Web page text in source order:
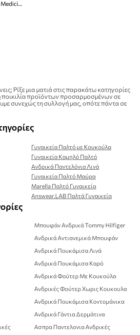
Ρίξε μια ματιά στις παρακάτω κατηγορίες
ποικιλία προϊόντων προσαρμοσμένων σε
συνεχώς τη συλλογή μας, οπότε πάντα σε
Γυναικεία Παλτό με Κουκούλα
Γυναικεία Καμηλό Παλτό
Ανδρικά Παντελόνια Λινά
Γυναικεία Παλτό Μαύρα
Marella Παλτό Γυναικεία
Answear.LAB Παλτά Γυναικεία
Μπουφάν Ανδρικά Tommy Hilfiger
Ανδρικά Αντιανεμικά Μπουφάν
Ανδρικά Πουκάμισα Λινά
Ανδρικά Πουκάμισα Καρό
Ανδρικά Φούτερ Με Κουκούλα
Ανδρικές Φούτερ Χωρις Κουκουλα
Ανδρικά Πουκάμισα Κοντομάνικα
Ανδρικά Γάντια Δερμάτινα
Ασπρα Παντελονια Ανδρικές